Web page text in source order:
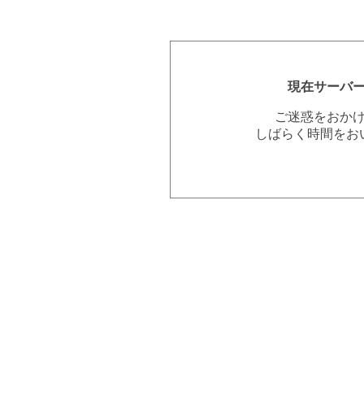
現在サーバ
ご迷惑をおか
しばらく時間を